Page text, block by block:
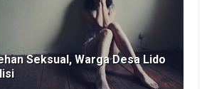
Seksual, Warga Desa Lido